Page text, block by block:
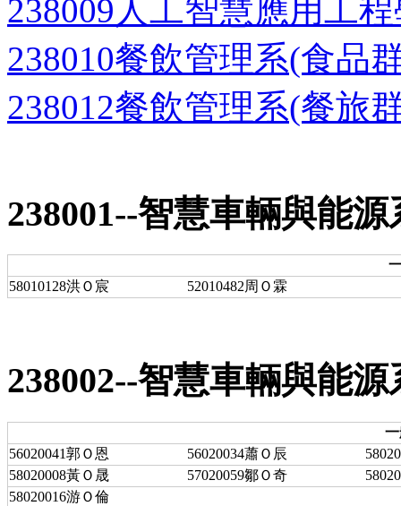
238009人工智慧應用工
238010餐飲管理系(食品
238012餐飲管理系(餐旅
238001--智慧車輛與能
58010128洪Ｏ宸
52010482周Ｏ霖
238002--智慧車輛與能
56020041郭Ｏ恩
56020034蕭Ｏ辰
58020008黃Ｏ晟
57020059鄒Ｏ奇
58020016游Ｏ倫